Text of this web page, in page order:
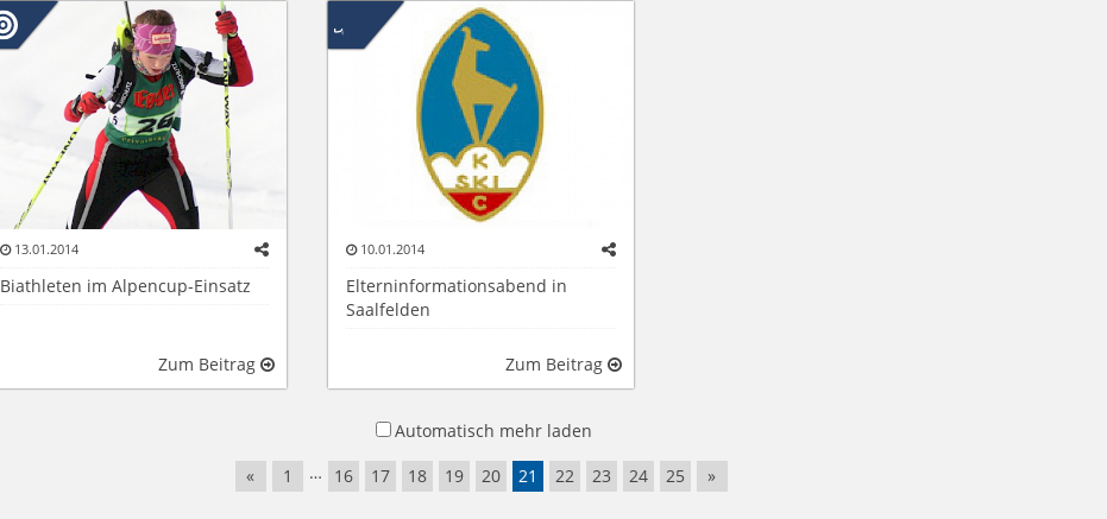
13.01.2014
Biathleten im Alpencup-Einsatz
Zum Beitrag
10.01.2014
Elterninformationsabend in
Saalfelden
Zum Beitrag
Automatisch mehr laden
«
1 … 16 17 18 19 20 21 22 23 24 25 »